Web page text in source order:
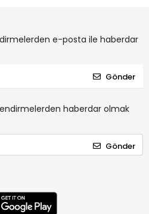
e-posta ile haberdar
Gönder
haberdar olmak
Gönder